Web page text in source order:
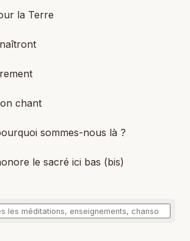
la Terre
chant
sommes-nous là ?
le sacré ici bas (bis)